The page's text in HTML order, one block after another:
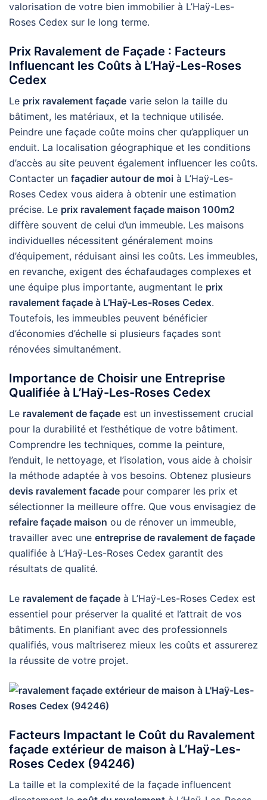
valorisation de votre bien immobilier à L’Haÿ-Les-
Roses Cedex sur le long terme.
Prix Ravalement de Façade : Facteurs
Influencant les Coûts à L’Haÿ-Les-Roses
Cedex
Le prix ravalement façade varie selon la taille du
bâtiment, les matériaux, et la technique utilisée.
Peindre une façade coûte moins cher qu’appliquer un
enduit. La localisation géographique et les conditions
d’accès au site peuvent également influencer les coûts.
Contacter un façadier autour de moi à L’Haÿ-Les-
Roses Cedex vous aidera à obtenir une estimation
précise. Le prix ravalement façade maison 100m2
diffère souvent de celui d’un immeuble. Les maisons
individuelles nécessitent généralement moins
d’équipement, réduisant ainsi les coûts. Les immeubles,
en revanche, exigent des échafaudages complexes et
une équipe plus importante, augmentant le prix
ravalement façade à L’Haÿ-Les-Roses Cedex.
Toutefois, les immeubles peuvent bénéficier
d’économies d’échelle si plusieurs façades sont
rénovées simultanément.
Importance de Choisir une Entreprise
Qualifiée à L’Haÿ-Les-Roses Cedex
Le ravalement de façade est un investissement crucial
pour la durabilité et l’esthétique de votre bâtiment.
Comprendre les techniques, comme la peinture,
l’enduit, le nettoyage, et l’isolation, vous aide à choisir
la méthode adaptée à vos besoins. Obtenez plusieurs
devis ravalement facade pour comparer les prix et
sélectionner la meilleure offre. Que vous envisagiez de
refaire façade maison ou de rénover un immeuble,
travailler avec une entreprise de ravalement de façade
qualifiée à L’Haÿ-Les-Roses Cedex garantit des
résultats de qualité.
Le ravalement de façade à L’Haÿ-Les-Roses Cedex est
essentiel pour préserver la qualité et l’attrait de vos
bâtiments. En planifiant avec des professionnels
qualifiés, vous maîtriserez mieux les coûts et assurerez
la réussite de votre projet.
Facteurs Impactant le Coût du Ravalement
façade extérieur de maison à L’Haÿ-Les-
Roses Cedex (94246)
La taille et la complexité de la façade influencent